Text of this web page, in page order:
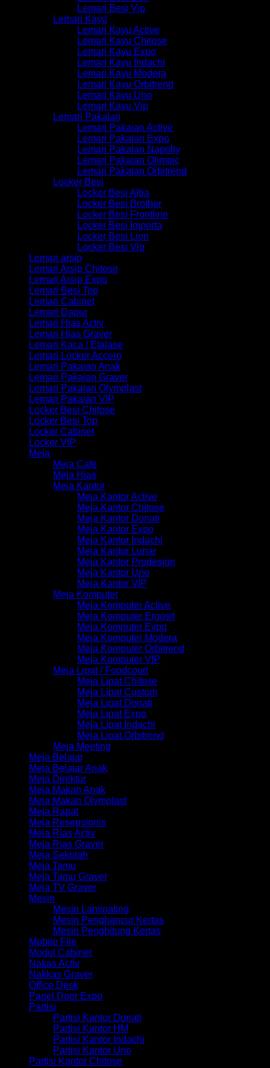
Lemari Besi Vip
Lemari Kayu
Lemari Kayu Active
Lemari Kayu Chitose
Lemari Kayu Expo
Lemari Kayu Indachi
Lemari Kayu Modera
Lemari Kayu Orbitrend
Lemari Kayu Uno
Lemari Kayu Vip
Lemari Pakaian
Lemari Pakaian Active
Lemari Pakaian Expo
Lemari Pakaian Napolly
Lemari Pakaian Olimpic
Lemari Pakaian Orbitrend
Locker Besi
Locker Besi Alba
Locker Besi Brother
Locker Besi Frontline
Locker Besi Importa
Locker Besi Lion
Locker Besi Vip
Lemari arsip
Lemari Arsip Chitose
Lemari Arsip Expo
Lemari Besi Top
Lemari Cabinet
Lemari Dapur
Lemari Hias Activ
Lemari Hias Graver
Lemari Kaca / Etalase
Lemari Locker Accero
Lemari Pakaian Anak
Lemari Pakaian Graver
Lemari Pakaian Olymplast
Lemari Pakaian VIP
Locker Besi Chitose
Locker Besi Top
Locker Cabinet
Locker VIP
Meja
Meja Cafe
Meja Hias
Meja Kantor
Meja Kantor Active
Meja Kantor Chitose
Meja Kantor Donati
Meja Kantor Expo
Meja Kantor Indachi
Meja Kantor Lunar
Meja Kantor Prodesign
Meja Kantor Uno
Meja Kantor VIP
Meja Komputer
Meja Komputer Active
Meja Komputer Ergosit
Meja Komputer Expo
Meja Komputer Modera
Meja Komputer Orbitrend
Meja Komputer VIP
Meja Lipat / Foodcourt
Meja Lipat Chitose
Meja Lipat Custom
Meja Lipat Donati
Meja Lipat Expo
Meja Lipat Indachi
Meja Lipat Orbitrend
Meja Meeting
Meja Belajar
Meja Belajar Anak
Meja Direktur
Meja Makan Anak
Meja Makan Olymplast
Meja Rapat
Meja Resepsionis
Meja Rias Activ
Meja Rias Graver
Meja Sekolah
Meja Tamu
Meja Tamu Graver
Meja TV Graver
Mesin
Mesin Laminating
Mesin Penghancur Kertas
Mesin Penghitung Kertas
Mobile File
Modul Cabinet
Nakas Activ
Nakkas Graver
Office Desk
Panel Door Expo
Partisi
Partisi Kantor Donati
Partisi Kantor HM
Partisi Kantor Indachi
Partisi Kantor Uno
Partisi Kantor Chitose